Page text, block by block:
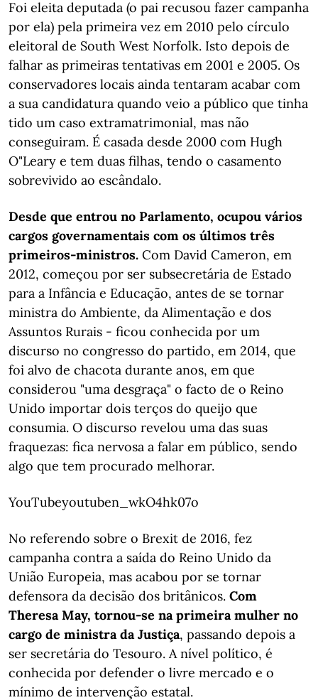
Foi eleita deputada (o pai recusou fazer campanha
por ela) pela primeira vez em 2010 pelo círculo
eleitoral de South West Norfolk. Isto depois de
falhar as primeiras tentativas em 2001 e 2005. Os
conservadores locais ainda tentaram acabar com
a sua candidatura quando veio a público que tinha
tido um caso extramatrimonial, mas não
conseguiram. É casada desde 2000 com Hugh
O"Leary e tem duas filhas, tendo o casamento
sobrevivido ao escândalo.
Desde que entrou no Parlamento, ocupou vários
cargos governamentais com os últimos três
primeiros-ministros. Com David Cameron, em
2012, começou por ser subsecretária de Estado
para a Infância e Educação, antes de se tornar
ministra do Ambiente, da Alimentação e dos
Assuntos Rurais - ficou conhecida por um
discurso no congresso do partido, em 2014, que
foi alvo de chacota durante anos, em que
considerou "uma desgraça" o facto de o Reino
Unido importar dois terços do queijo que
consumia. O discurso revelou uma das suas
fraquezas: fica nervosa a falar em público, sendo
algo que tem procurado melhorar.
YouTubeyoutuben_wkO4hk07o
No referendo sobre o Brexit de 2016, fez
campanha contra a saída do Reino Unido da
União Europeia, mas acabou por se tornar
defensora da decisão dos britânicos. Com
Theresa May, tornou-se na primeira mulher no
cargo de ministra da Justiça, passando depois a
ser secretária do Tesouro. A nível político, é
conhecida por defender o livre mercado e o
mínimo de intervenção estatal.